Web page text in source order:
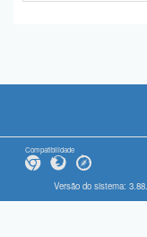
Compatibilidade
Versão do sistema: